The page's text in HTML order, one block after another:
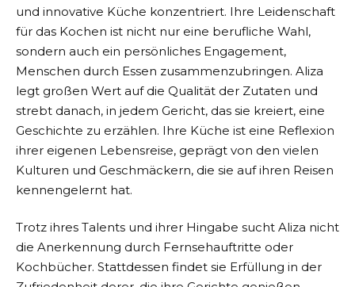
und innovative Küche konzentriert. Ihre Leidenschaft
für das Kochen ist nicht nur eine berufliche Wahl,
sondern auch ein persönliches Engagement,
Menschen durch Essen zusammenzubringen. Aliza
legt großen Wert auf die Qualität der Zutaten und
strebt danach, in jedem Gericht, das sie kreiert, eine
Geschichte zu erzählen. Ihre Küche ist eine Reflexion
ihrer eigenen Lebensreise, geprägt von den vielen
Kulturen und Geschmäckern, die sie auf ihren Reisen
kennengelernt hat.
Trotz ihres Talents und ihrer Hingabe sucht Aliza nicht
die Anerkennung durch Fernsehauftritte oder
Kochbücher. Stattdessen findet sie Erfüllung in der